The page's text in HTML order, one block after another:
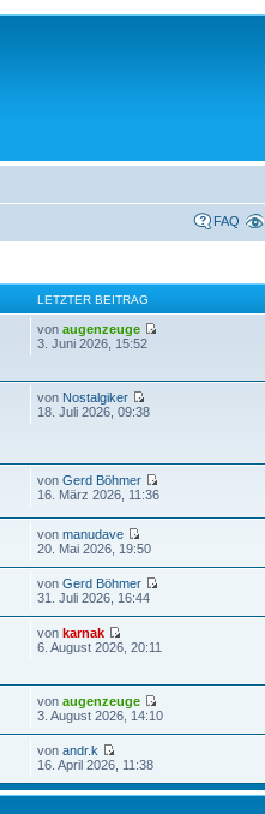
FAQ
LETZTER BEITRAG
vonaugenzeuge
3. Juni 2026, 15:52
von Nostalgiker
18. Juli 2026, 09:38
vonGerd Böhmer
16. März 2026, 11:36
vonmanudave
20. Mai 2026, 19:50
vonGerd Böhmer
31. Juli 2026, 16:44
vonkarnak
6. August 2026, 20:11
vonaugenzeuge
3. August 2026, 14:10
vonandr.k
16. April 2026, 11:38